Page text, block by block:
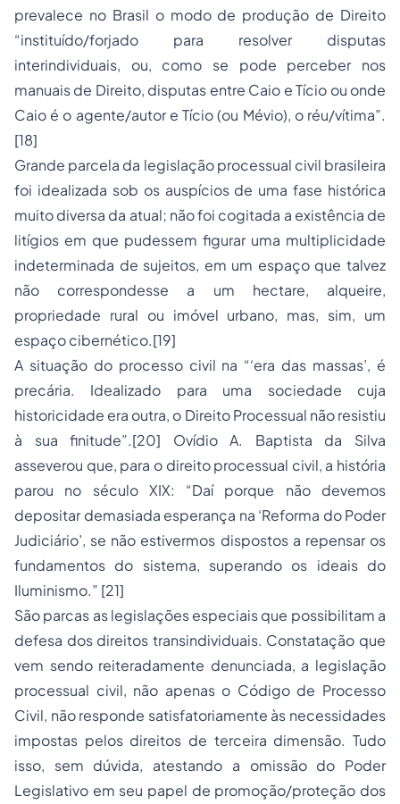
prevalece no Brasil o modo de produção de Direito
“instituído/forjado para resolver disputas
interindividuais, ou, como se pode perceber nos
manuais de Direito, disputas entre Caio e Tício ou onde
Caio é o agente/autor e Tício (ou Mévio), o réu/vítima”.
[18]
Grande parcela da legislação processual civil brasileira
foi idealizada sob os auspícios de uma fase histórica
muito diversa da atual; não foi cogitada a existência de
litígios em que pudessem figurar uma multiplicidade
indeterminada de sujeitos, em um espaço que talvez
não correspondesse a um hectare, alqueire,
propriedade rural ou imóvel urbano, mas, sim, um
espaço cibernético.[19]
A situação do processo civil na “‘era das massas’, é
precária. Idealizado para uma sociedade cuja
historicidade era outra, o Direito Processual não resistiu
à sua finitude”.[20] Ovídio A. Baptista da Silva
asseverou que, para o direito processual civil, a história
parou no século XIX: “Daí porque não devemos
depositar demasiada esperança na ‘Reforma do Poder
Judiciário’, se não estivermos dispostos a repensar os
fundamentos do sistema, superando os ideais do
Iluminismo.” [21]
São parcas as legislações especiais que possibilitam a
defesa dos direitos transindividuais. Constatação que
vem sendo reiteradamente denunciada, a legislação
processual civil, não apenas o Código de Processo
Civil, não responde satisfatoriamente às necessidades
impostas pelos direitos de terceira dimensão. Tudo
isso, sem dúvida, atestando a omissão do Poder
Legislativo em seu papel de promoção/proteção dos